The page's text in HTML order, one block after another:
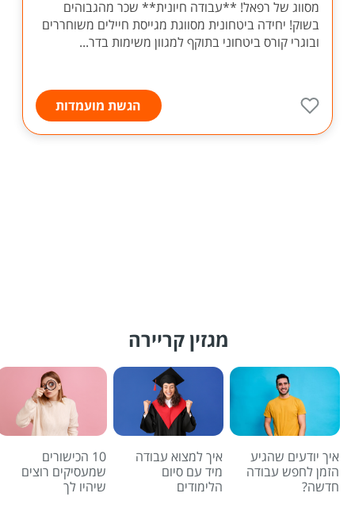
מסווג של רפאל! **עבודה חיונית** שכר מהגבוהים
בשוק! יחידה ביטחונית מסווגת מגייסת חיילים משוחררים
ובוגרי קורס ביטחוני בתוקף למגוון משימות בדר...
הגשת מועמדות
מגזין קריירה
איך יודעים שהגיע
הזמן לחפש עבודה
חדשה?
איך למצוא עבודה
מיד עם סיום
הלימודים
10 הכישורים
שמעסיקים רוצים
שיהיו לך